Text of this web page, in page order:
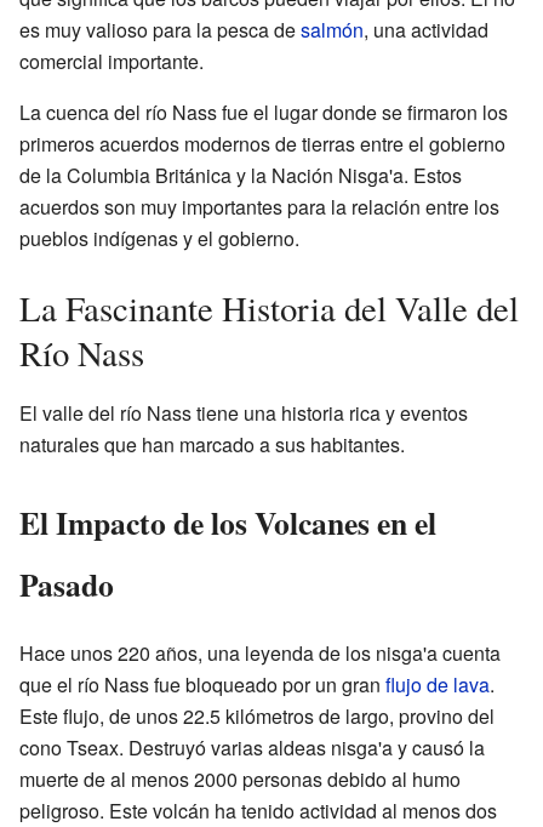
es muy valioso para la pesca desalmón, una actividad
comercial importante.
La cuenca del río Nass fue el lugar donde se firmaron los
primeros acuerdos modernos de tierras entre el gobierno
de la Columbia Británica y la Nación Nisga'a. Estos
acuerdos son muy importantes para la relación entre los
pueblos indígenas y el gobierno.
La Fascinante Historia del Valle del
Río Nass
El valle del río Nass tiene una historia rica y eventos
naturales que han marcado a sus habitantes.
El Impacto de los Volcanes en el
Pasado
Hace unos 220 años, una leyenda de los nisga'a cuenta
que el río Nass fue bloqueado por un gran flujo de lava.
Este flujo, de unos 22.5 kilómetros de largo, provino del
cono Tseax. Destruyó varias aldeas nisga'a y causó la
muerte de al menos 2000 personas debido al humo
peligroso. Este volcán ha tenido actividad al menos dos